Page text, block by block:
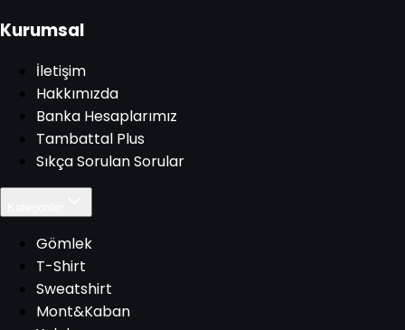
Kurumsal
İletişim
Hakkımızda
Banka Hesaplarımız
Tambattal Plus
Sıkça Sorulan Sorular
Gömlek
T-Shirt
Sweatshirt
Mont&Kaban